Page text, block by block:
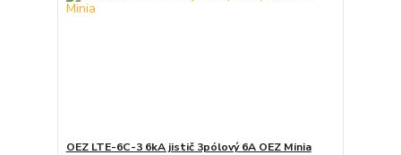
OEZ LTE-6C-3 6kA jistič 3pólový 6A OEZ Minia